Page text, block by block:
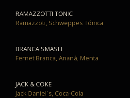
RAMAZZOTTI TONIC
Ramazzoti, Schweppes Tónica
BRANCA SMASH
Fernet Branca, Ananá, Menta
JACK & COKE
Jack Daniel´s, Coca-Cola